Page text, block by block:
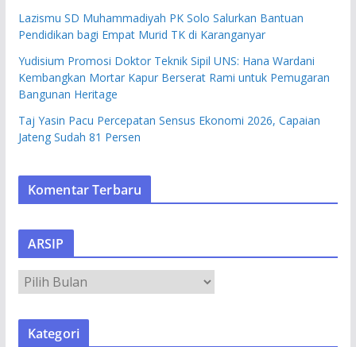
Lazismu SD Muhammadiyah PK Solo Salurkan Bantuan
Pendidikan bagi Empat Murid TK di Karanganyar
Yudisium Promosi Doktor Teknik Sipil UNS: Hana Wardani
Kembangkan Mortar Kapur Berserat Rami untuk Pemugaran
Bangunan Heritage
Taj Yasin Pacu Percepatan Sensus Ekonomi 2026, Capaian
Jateng Sudah 81 Persen
Komentar Terbaru
ARSIP
R
S
Kategori